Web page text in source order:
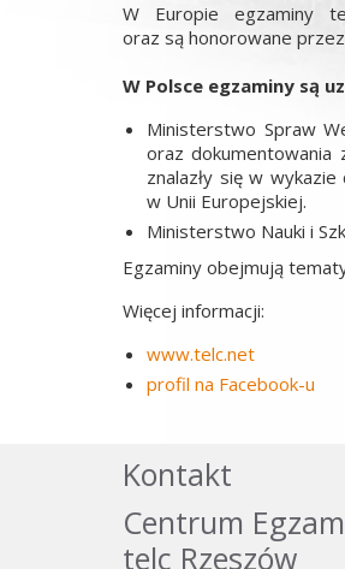
W Europie egzaminy
oraz są honorowane
W Polsce egzaminy są
Ministerstwo Spraw
oraz
znalazły się w
w Unii Europejskiej.
Ministerstwo Nauki i
Egzaminy obejmują
Więcej informacji:
www.telc.net
profil na Facebook-u
Kontakt
Centrum
telc Rzeszów